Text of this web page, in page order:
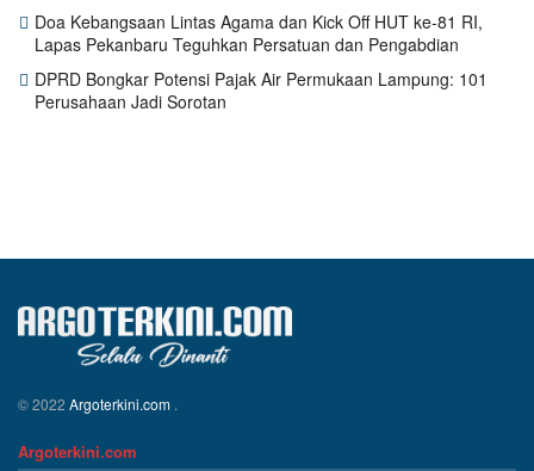
Doa Kebangsaan Lintas Agama dan Kick Off HUT ke-81 RI,
Lapas Pekanbaru Teguhkan Persatuan dan Pengabdian
DPRD Bongkar Potensi Pajak Air Permukaan Lampung: 101
Perusahaan Jadi Sorotan
© 2022 Argoterkini.com .
Argoterkini.com